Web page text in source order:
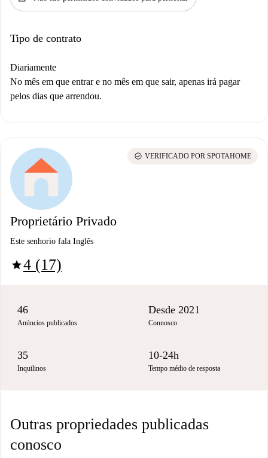
Tipo de contrato
Diariamente
No mês em que entrar e no mês em que sair, apenas irá pagar
pelos dias que arrendou.
Proprietário Privado
Este senhorio fala Inglês
star4 (17)
check_circle VERIFICADO POR SPOTAHOME
46
Anúncios publicados
Desde 2021
Connosco
35
Inquilinos
10-24h
Tempo médio de resposta
Outras propriedades publicadas
conosco